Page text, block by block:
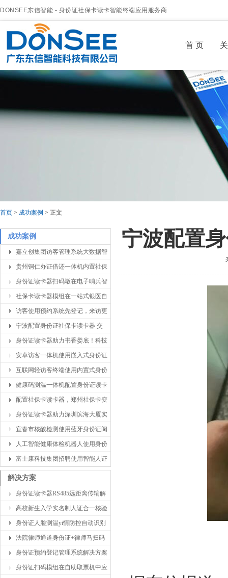
DONSEE东信智能 - 身份证社保卡读卡智能终端应用服务商
首 页
首页 > 成功案例 > 正文
成功案例
嘉立创集团访客管理系统大数据智
贵州铜仁办证借还一体机内置社保
身份证读卡器扫码墩在电子哨兵智
社保卡读卡器模组在一站式银医自
访客使用预约系统先登记，来访更
宁波配置身份证社保卡读卡器 交
身份证读卡器助力书香娄底！科技
安卓访客一体机使用嵌入式身份证
互联网轻访客终端使用内置式身份
健康码测温一体机配置身份证读卡
配置社保卡读卡器，郑州社保卡变
身份证读卡器助力深圳滨海大厦实
宜春市核酸检测使用蓝牙身份证阅
人工智能健康体检机器人使用身份
富士康科技集团招聘使用智能人证
解决方案
身份证读卡器RS485远距离传输解
高校新生入学实名制人证合一核验
身份证人脸测温yi情防控自动识别
法院律师通道身份证+律师马扫码
身份证预约登记管理系统解决方案
身份证扫码模组在自助取票机中应
宁波配置